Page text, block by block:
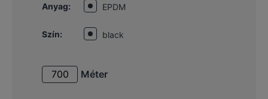
Anyag: EPDM
Szín: black
Méter